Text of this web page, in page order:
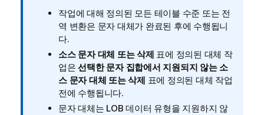
작업에 대해 정의된 모든 테이블 수준 또는 전
역 변환은 문자 대체가 완료된 후에 수행됩니
다.
소스 문자 대체 또는 삭제 표에 정의된 대체 작
업은선택한 문자 집합에서 지원되지 않는 소
스 문자 대체 또는 삭제 표에 정의된 대체 작업
전에 수행됩니다.
문자 대체는 LOB 데이터 유형을 지원하지 않